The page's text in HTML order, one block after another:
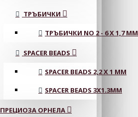
ТРЪБИЧКИ
ТРЪБИЧКИ NO 2 - 6 X 1,7 MM
SPACER BEADS
SPACER BEADS 2,2 X 1 MM
SPACER BEADS 3X1.3MM
ПРЕЦИОЗА ОРНЕЛА